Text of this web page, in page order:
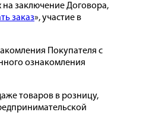
заключение Договора,
заказ», участие в
Покупателя с
ознакомления
товаров в розницу,